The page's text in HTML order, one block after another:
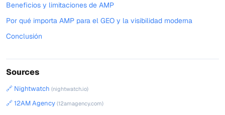
Beneficios y limitaciones de AMP
Por qué importa AMP para el GEO y la visibilidad moderna
Conclusión
Sources
🔗 Nightwatch (nightwatch.io)
🔗 12AM Agency (12amagency.com)